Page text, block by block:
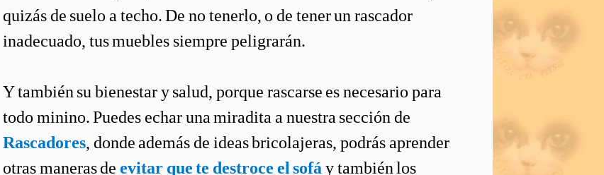
quizás de suelo a techo. De no tenerlo, o de tener un rascador
inadecuado, tus muebles siempre peligrarán.
Y también su bienestar y salud, porque rascarse es necesario para
todo minino. Puedes echar una miradita a nuestra sección de
Rascadores, donde además de ideas bricolajeras, podrás aprender
otras maneras deevitar que te destroce el sofá y también los